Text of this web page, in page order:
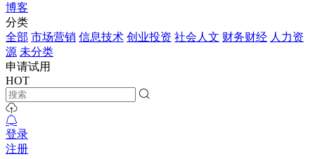
博客
分类
全部 市场营销 信息技术 创业投资 社会人文 财务财经 人力资
源 未分类
申请试用
HOT
登录
注册